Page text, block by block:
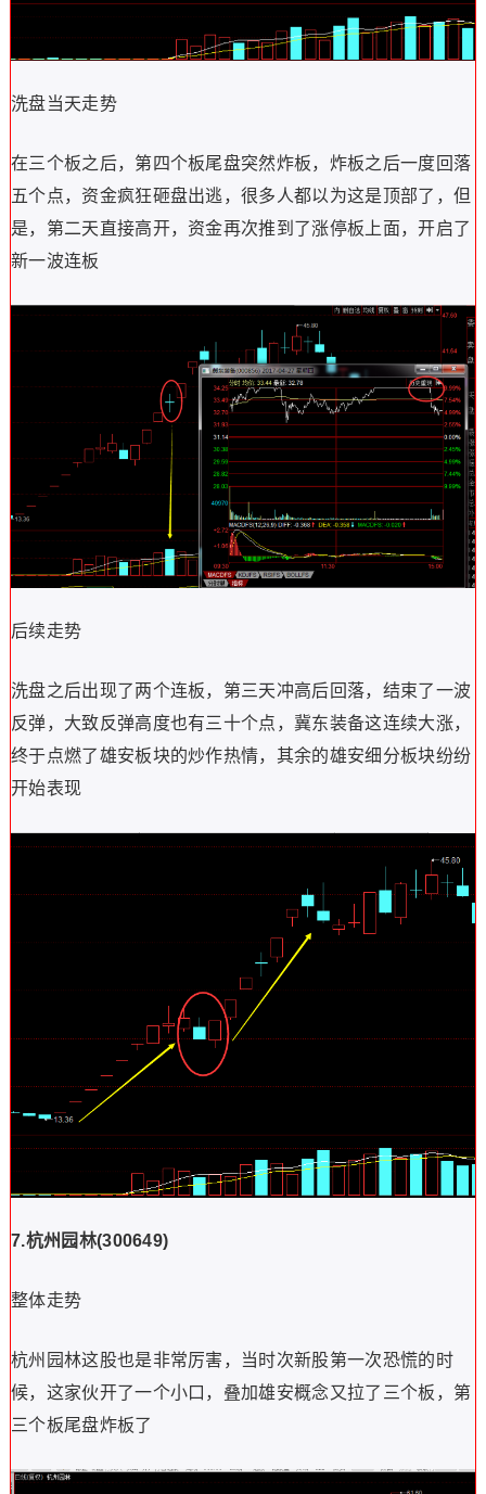
洗盘当天走势
在三个板之后，第四个板尾盘突然炸板，炸板之后一度回落
五个点，资金疯狂砸盘出逃，很多人都以为这是顶部了，但
是，第二天直接高开，资金再次推到了涨停板上面，开启了
新一波连板
后续走势
洗盘之后出现了两个连板，第三天冲高后回落，结束了一波
反弹，大致反弹高度也有三十个点，冀东装备这连续大涨，
终于点燃了雄安板块的炒作热情，其余的雄安细分板块纷纷
开始表现
7.杭州园林(300649)
整体走势
杭州园林这股也是非常厉害，当时次新股第一次恐慌的时
候，这家伙开了一个小口，叠加雄安概念又拉了三个板，第
三个板尾盘炸板了